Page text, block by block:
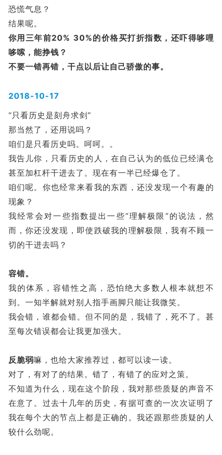
恐慌气息？
结果呢。
你用三年前20% 30%的价格买打折指数，还吓得哆哩
哆嗦，能挣钱？
不要一错再错，干点以后让自己骄傲的事。
2018-10-17
“只看历史是刻舟求剑”
那当然了，还用说吗？
咱们是只看历史吗。呵呵。。
我告儿你，只看历史的人，在自己认为的低位已经满仓
甚至加杠杆干进去了。现在有一半已经爆仓了。
咱们呢。你也经常来看我的东西，还没发现一个有趣的
现象？
我经常会对一些指数提出一些“理解极限”的说法，然
而，你还没发现，即使跌破我的理解极限，我有不顾一
切的干进去吗？
容错。
我的体系，容错性之高，恐怕绝大多数人根本就想不
到。一知半解就对别人指手画脚只能让我微笑。
我会错，谁都会错。但不同的是，我错了，死不了。甚
至每次错误都会让我更加强大。
反脆弱嘛，也给大家推荐过，都可以读一读。
对了，有对了的结果。错了，有错了的应对之策。
不知道为什么，现在这个阶段，我对那些质疑的声音不
在意了。过去十几年的历史，有据可查的一次次证明了
我在每个大的节点上都是正确的。我还跟那些质疑的人
较什么劲呢。